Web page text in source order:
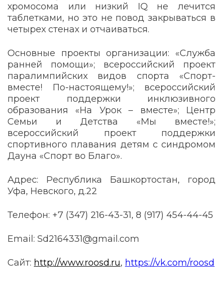
хромосома или низкий IQ не лечится
таблетками, но это не повод закрываться в
четырех стенах и отчаиваться.
Основные проекты организации: «Служба
ранней помощи»; всероссийский проект
паралимпийских видов спорта «Спорт-
вместе! По-настоящему!»; всероссийский
проект поддержки инклюзивного
образования «На Урок – вместе»; Центр
Семьи и Детства «Мы вместе!»;
всероссийский проект поддержки
спортивного плавания детям с синдромом
Дауна «Спорт во Благо».
Адрес: Республика Башкортостан, город
Уфа, Невского, д.22
Телефон: +7 (347) 216-43-31, 8 (917) 454-44-45
Email : Sd2164331@gmail.com
Сайт: http://www.roosd.ru, https://vk.com/roosd